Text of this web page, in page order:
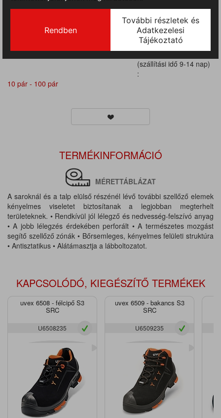
:
III.RAKTÁRON
(szállítási idő 9-14 nap)
10 pár - 100 pár
III.RAKTÁRON
(szállítási idő 9-14 nap)
:
10 pár - 100 pár
TERMÉKINFORMÁCIÓ
MÉRETTÁBLÁZAT
A saroknál és a talp elülső részénél lévő további szellőző elemek
kényelmes viseletet biztosítanak a legjobban megterhelt
területeknek. • Rendkívül jól lélegző és nedvesség-felszívó anyag
• A jobb lélegzés érdekében perforált • A természetes mozgást
segítő szellőző zónák • Bőrsemleges, kényelmes felületi struktúra
• Antisztatikus • Alátámasztja a lábboltozatot.
KAPCSOLÓDÓ, KIEGÉSZÍTŐ TERMÉKEK
uvex 6508 - félcipő S3
SRC
U6508235
uvex 6509 - bakancs S3
SRC
U6509235